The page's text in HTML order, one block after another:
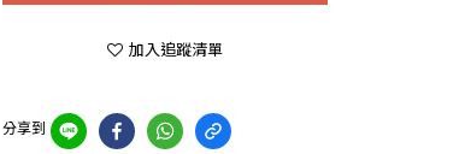
加入追蹤清單
分享到